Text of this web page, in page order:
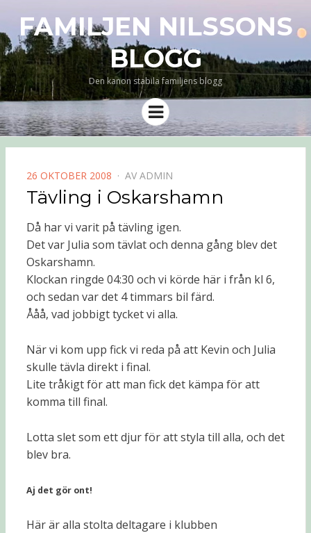
FAMILJEN NILSSONS
BLOGG
Den kanon stabila familjens blogg
Meny
PUBLICERAD
DEN
26 OKTOBER 2008 AV ADMIN
Tävling i Oskarshamn
Då har vi varit på tävling igen.
Det var Julia som tävlat och denna gång blev det
Oskarshamn.
Klockan ringde 04:30 och vi körde här i från kl 6,
och sedan var det 4 timmars bil färd.
Ååå, vad jobbigt tycket vi alla.
När vi kom upp fick vi reda på att Kevin och Julia
skulle tävla direkt i final.
Lite tråkigt för att man fick det kämpa för att
komma till final.
Lotta slet som ett djur för att styla till alla, och det
blev bra.
Aj det gör ont!
Här är alla stolta deltagare i klubben